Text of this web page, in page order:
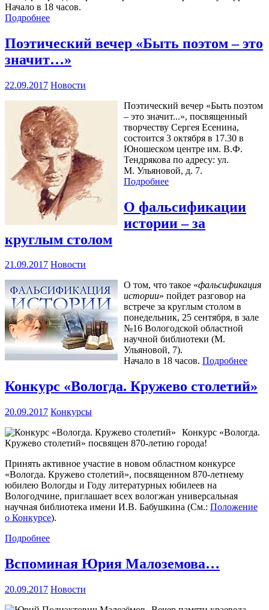
Начало в 18 часов.
Подробнее
Поэтический вечер «Быть поэтом – это
значит…»
22.09.2017 Новости
Поэтический вечер «Быть поэтом
– это значит...», посвященный
творчеству Сергея Есенина,
состоится 3 октября в 17.30 в
Юношеском центре им. В.Ф.
Тендрякова по адресу: ул.
М. Ульяновой, д. 7.
Подробнее
О фальсификации
истории – за
круглым столом
21.09.2017 Новости
О том, что такое «фальсификация
истории» пойдет разговор на
встрече за круглым столом в
понедельник, 25 сентября, в зале
№16 Вологодской областной
научной библиотеки (М.
Ульяновой, 7).
Начало в 18 часов. Подробнее
Конкурс «Вологда. Кружево столетий»
20.09.2017 Конкурсы
Конкурс «Вологда.
Кружево столетий» посвящен 870-летию города!
Принять активное участие в новом областном конкурсе
«Вологда. Кружево столетий», посвященном 870-летнему
юбилею Вологды и Году литературных юбилеев на
Вологодчине, приглашает всех вологжан универсальная
научная библиотека имени И.В. Бабушкина (См.: Положение
о Конкурсе).
Подробнее
Вспоминая Юрия Малоземова…
20.09.2017 Новости